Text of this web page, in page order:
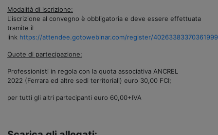
Modalità di iscrizione:
L'iscrizione al convegno è obbligatoria e deve essere effettuata
tramite il
link https://attendee.gotowebinar.com/register/
Quote di partecipazione:
Professionisti in regola con la quota associativa ANCREL
2022 (Ferrara ed altre sedi territoriali) euro 30,00 FCI;
per tutti gli altri partecipanti euro 60,00+IVA